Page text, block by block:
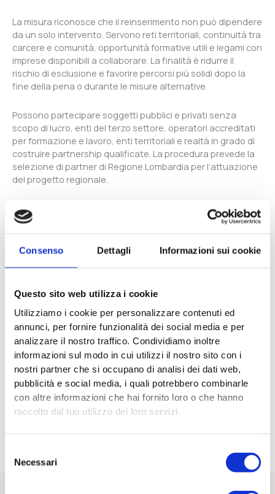
Consenso Dettagli Informazioni sui cookie
Questo sito web utilizza i cookie
Utilizziamo i cookie per personalizzare contenuti ed
annunci, per fornire funzionalità dei social media e per
analizzare il nostro traffico. Condividiamo inoltre
informazioni sul modo in cui utilizzi il nostro sito con i
nostri partner che si occupano di analisi dei dati web,
pubblicità e social media, i quali potrebbero combinarle
con altre informazioni che hai fornito loro o che hanno
raccolto dal tuo utilizzo dei loro servizi.
delNecessari
La misura riconosce che il reinserimento non può dipendere
da un solo intervento. Servono reti territoriali, continuità tra
carcere e comunità, opportunità formative utili e legami con
imprese disponibili a collaborare. La finalità è ridurre il
rischio di esclusione e favorire percorsi più solidi dopo la
fine della pena o durante le misure alternative.
Possono partecipare soggetti pubblici e privati senza
scopo di lucro, enti del terzo settore, operatori accreditati
per formazione e lavoro, enti territoriali e realtà in grado di
costruire partnership qualificate. La procedura prevede la
selezione di partner di Regione Lombardia per l’attuazione
del progetto regionale.
La dotazione finanziaria complessiva è pari a
2.695.773,88
euro. Le domande possono essere presentate dalle ore
2026, attraverso la piattaforma regionaleBandi e Servizi.
che lavorano nell’area dell’inclusione sociale, della
formazione, del lavoro e del reinserimento. Il tema non
riguarda solo il sistema penitenziario, ma l’intera comunità.
Una persona che trova un percorso concreto di autonomia,
relazione e lavoro ha maggiori possibilità di ricostruire il
proprio futuro e di rientrare nel territorio con un ruolo attivo.
Investire sull’occupazione penitenziaria significa costruire
sicurezza sociale, responsabilità e nuove opportunità.
Significa trasformare il tempo della pena in un’occasione di